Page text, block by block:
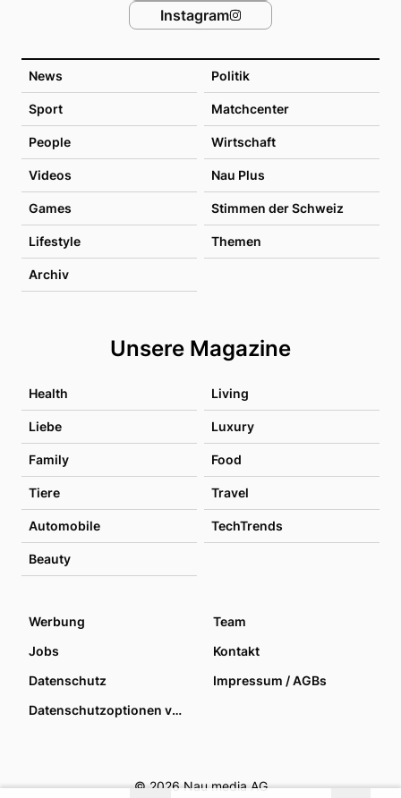
News Politik
Sport Matchcenter
People Wirtschaft
Videos Nau Plus
Games Stimmen der Schweiz
Lifestyle Themen
Archiv
Unsere Magazine
Health Living
Liebe Luxury
Family Food
Tiere Travel
Automobile TechTrends
Beauty
Instagram
Werbung
Team
Jobs
Kontakt
Datenschutz
Impressum / AGBs
Datenschutzoptionen verwalten
© 2026 Nau media AG